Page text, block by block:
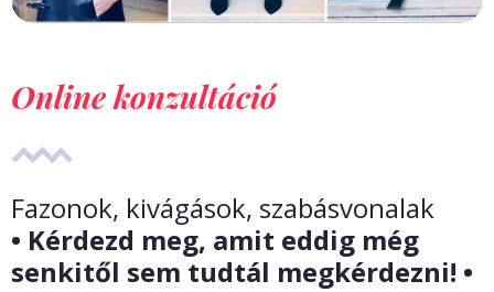
Online konzultáció
Fazonok, kivágások, szabásvonalak
• Kérdezd meg, amit eddig még
senkitől sem tudtál megkérdezni! •